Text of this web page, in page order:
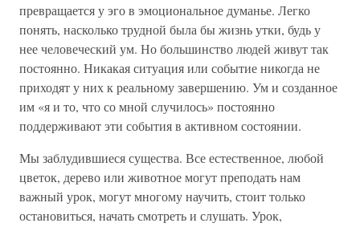
превращается у эго в эмоциональное думанье. Легко
понять, насколько трудной была бы жизнь утки, будь у
нее человеческий ум. Но большинство людей живут так
постоянно. Никакая ситуация или событие никогда не
приходят у них к реальному завершению. Ум и созданное
им «я и то, что со мной случилось» постоянно
поддерживают эти события в активном состоянии.
Мы заблудившиеся существа. Все естественное, любой
цветок, дерево или животное могут преподать нам
важный урок, могут многому научить, стоит только
остановиться, начать смотреть и слушать. Урок,